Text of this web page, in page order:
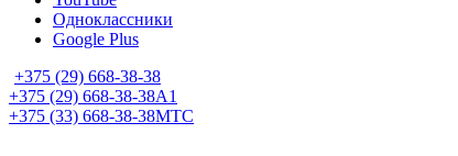
Одноклассники
Google Plus
+375 (29) 668-38-38
+375 (29) 668-38-38A1
+375 (33) 668-38-38МТС